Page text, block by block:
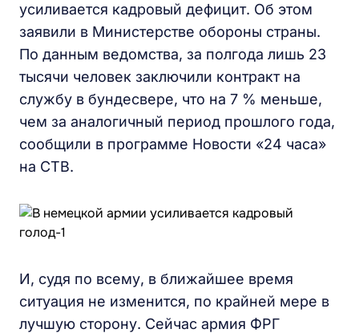
усиливается кадровый дефицит. Об этом
заявили в Министерстве обороны страны.
По данным ведомства, за полгода лишь 23
тысячи человек заключили контракт на
службу в бундесвере, что на 7 % меньше,
чем за аналогичный период прошлого года,
сообщили в программе Новости «24 часа»
на СТВ.
И, судя по всему, в ближайшее время
ситуация не изменится, по крайней мере в
лучшую сторону. Сейчас армия ФРГ